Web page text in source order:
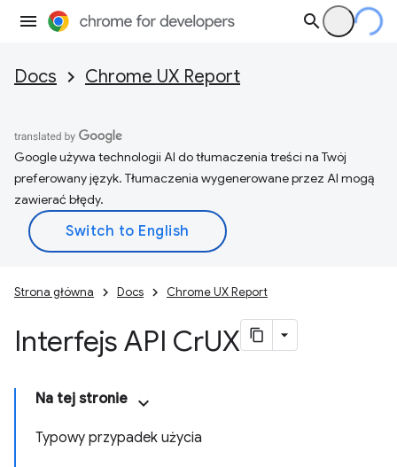
Docs Chrome UX Report
Google używa technologii AI do tłumaczenia treści na Twój
preferowany język. Tłumaczenia wygenerowane przez AI mogą
zawierać błędy.
Strona główna Docs Chrome UX Report
Interfejs API CrUX
Na tej stronie
Typowy przypadek użycia